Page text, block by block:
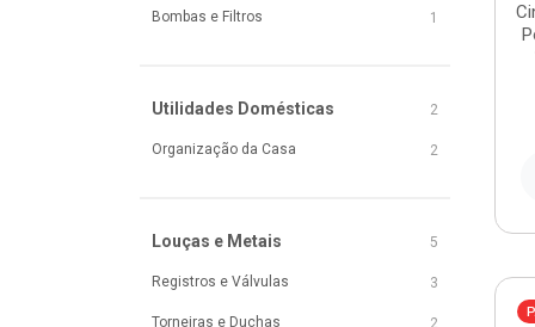
Bombas e Filtros 1
Utilidades Domésticas 2
Organização da Casa 2
Louças e Metais 5
Registros e Válvulas 3
Torneiras e Duchas 2